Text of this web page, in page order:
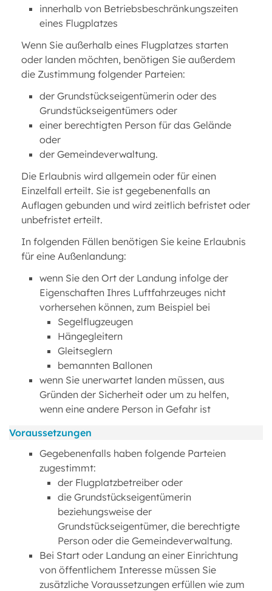
innerhalb von Betriebsbeschränkungszeiten
eines Flugplatzes
Wenn Sie außerhalb eines Flugplatzes starten
oder landen möchten, benötigen Sie außerdem
die Zustimmung folgender Parteien:
der Grundstückseigentümerin oder des
Grundstückseigentümers oder
einer berechtigten Person für das Gelände
oder
der Gemeindeverwaltung.
Die Erlaubnis wird allgemein oder für einen
Einzelfall erteilt. Sie ist gegebenenfalls an
Auflagen gebunden und wird zeitlich befristet oder
unbefristet erteilt.
In folgenden Fällen benötigen Sie keine Erlaubnis
für eine Außenlandung:
wenn Sie den Ort der Landung infolge der
Eigenschaften Ihres Luftfahrzeuges nicht
vorhersehen können, zum Beispiel bei
Segelflugzeugen
Hängegleitern
Gleitseglern
bemannten Ballonen
wenn Sie unerwartet landen müssen, aus
Gründen der Sicherheit oder um zu helfen,
wenn eine andere Person in Gefahr ist
Voraussetzungen
Gegebenenfalls haben folgende Parteien
zugestimmt:
der Flugplatzbetreiber oder
die Grundstückseigentümerin
beziehungsweise der
Grundstückseigentümer, die berechtigte
Person oder die Gemeindeverwaltung.
Bei Start oder Landung an einer Einrichtung
von öffentlichem Interesse müssen Sie
zusätzliche Voraussetzungen erfüllen wie zum